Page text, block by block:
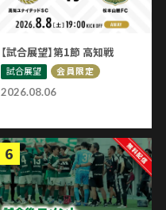
2026.08.06
【試合展望】第1節 高知戦
試合展望 会員限定